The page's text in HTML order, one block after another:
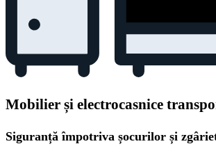
Mobilier și electrocasnice
Siguranță împotriva șocurilor și